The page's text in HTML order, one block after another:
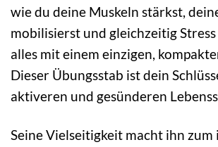
wie du deine Muskeln stärkst,
mobilisierst und gleichzeitig
alles mit einem einzigen,
Dieser Übungsstab ist dein
aktiveren und gesünderen
Seine Vielseitigkeit macht ihn zum